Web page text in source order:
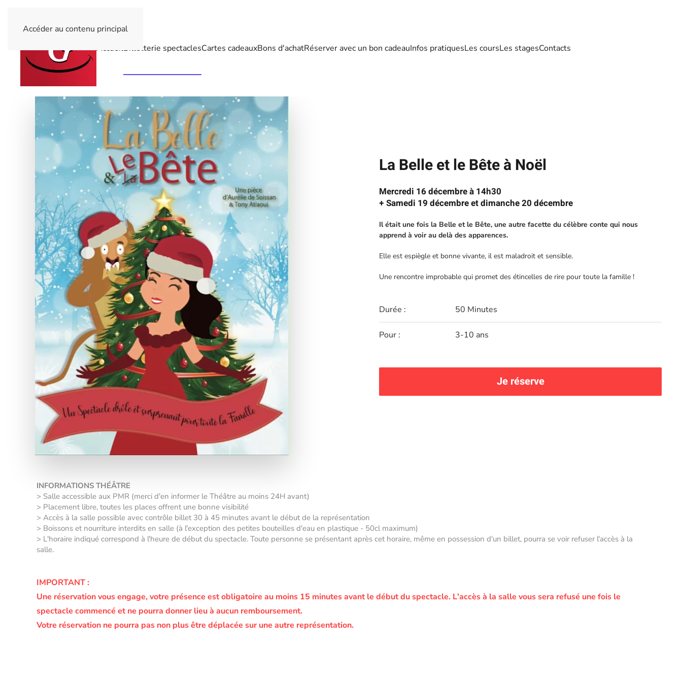
Accéder au contenu principal
AccueilBilletterie spectaclesCartes cadeauxBons d'achatRéserver avec un bon cadeauInfos pratiquesLes coursLes stagesContacts
La Belle et le Bête à Noël
Mercredi 16 décembre à 14h30
+ Samedi 19 décembre et dimanche 20 décembre
Il était une fois la Belle et le Bête, une autre facette du célèbre conte qui nous
apprend à voir au delà des apparences.
Elle est espiègle et bonne vivante, il est maladroit et sensible.
Une rencontre improbable qui promet des étincelles de rire pour toute la famille !
Durée : 50 Minutes
Pour : 3-10 ans
Je réserve
INFORMATIONS THÉÂTRE
> Salle accessible aux PMR (merci d'en informer le Théâtre au moins 24H avant)
> Placement libre, toutes les places offrent une bonne visibilité
> Accès à la salle possible avec contrôle billet 30 à 45 minutes avant le début de la représentation
> Boissons et nourriture interdits en salle (à l'exception des petites bouteilles d'eau en plastique - 50cl maximum)
> L'horaire indiqué correspond à l'heure de début du spectacle. Toute personne se présentant après cet horaire, même en possession d'un billet, pourra se voir refuser l'accès à la
salle.
IMPORTANT :
Une réservation vous engage, votre présence est obligatoire au moins 15 minutes avant le début du spectacle. L'accès à la salle vous sera refusé une fois le
spectacle commencé et ne pourra donner lieu à aucun remboursement.
Votre réservation ne pourra pas non plus être déplacée sur une autre représentation.